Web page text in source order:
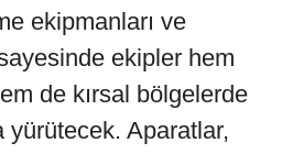
ekipmanları ve
ekipler hem
de kırsal bölgelerde
yürütecek. Aparatlar,